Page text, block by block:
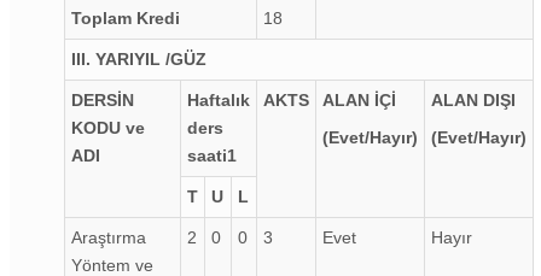
Toplam Kredi 18
III. YARIYIL /GÜZ
DERSİN
KODU ve
ADI
Haftalık
ders
saati1
AKTS
ALAN İÇİ
(Evet/Hayır)
ALAN DIŞI
(Evet/Hayır)
T U L
Araştırma
Yöntem ve
2 0 0 3 Evet Hayır